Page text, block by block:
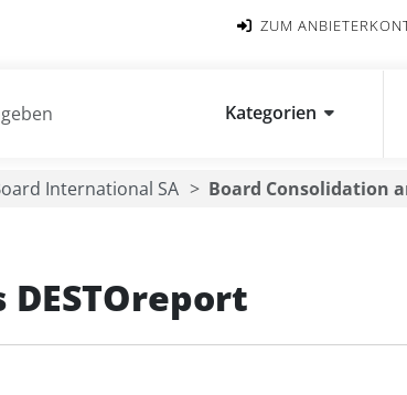
ZUM
Kategorien
International SA Board Consolidation
DESTOreport